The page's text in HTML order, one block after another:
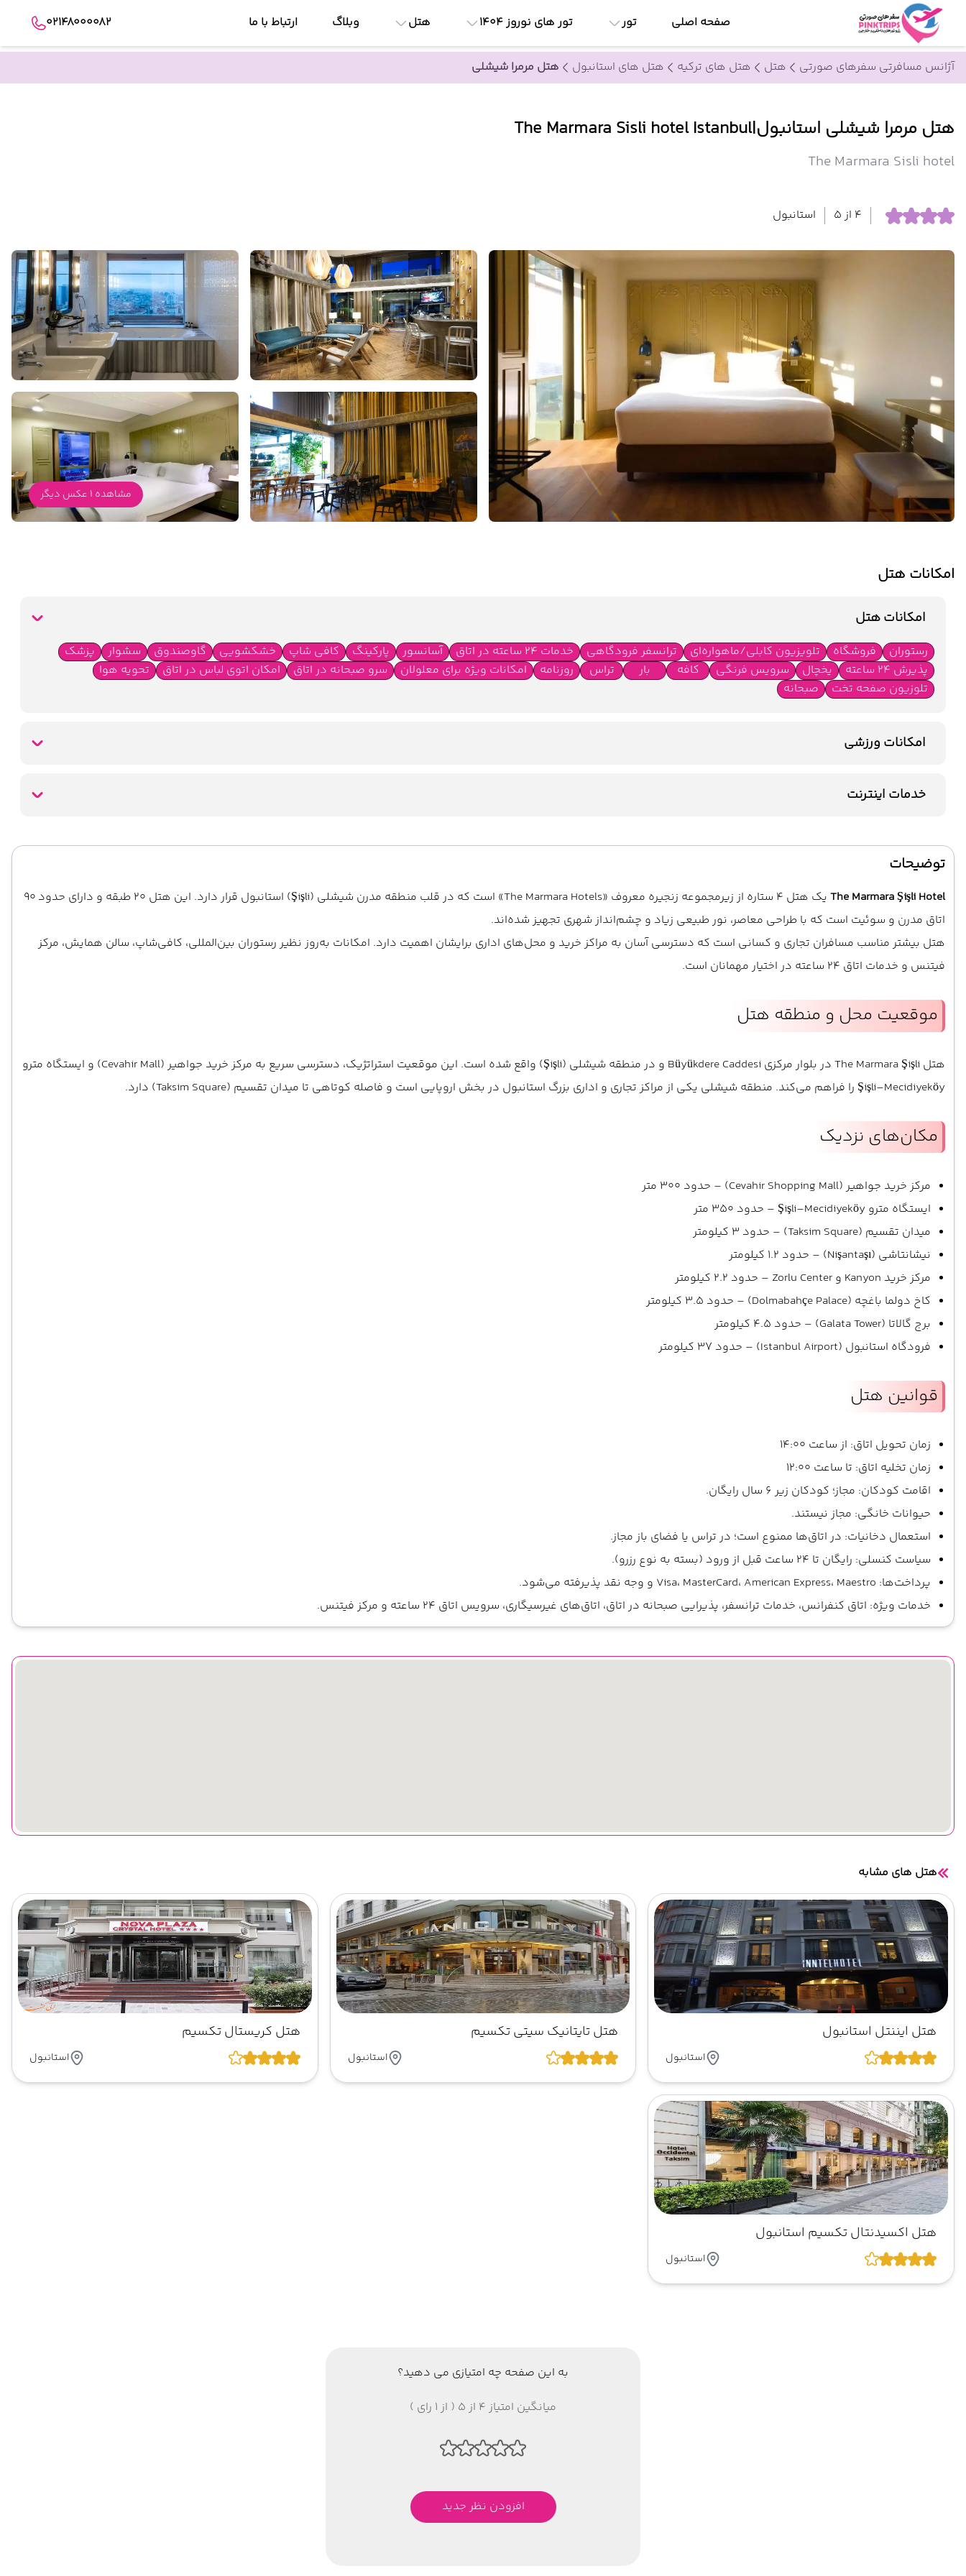
صفحه اصلی تور تور های نوروز 1404 هتل وبلاگ ارتباط با ما 02148000082
آژانس مسافرتی سفرهای صورتی هتل هتل های ترکیه هتل های استانبول هتل مرمرا شیشلی
هتل مرمرا شیشلی استانبول|The Marmara Sisli hotel Istanbul
The Marmara Sisli hotel
4 از 5 استانبول
مشاهده 1 عکس دیگر
امکانات هتل
امکانات هتل
رستوران فروشگاه تلویزیون کابلی/ماهواره‌ای ترانسفر فرودگاهی خدمات 24 ساعته در اتاق آسانسور پارکینگ کافی شاپ خشکشویی گاوصندوق سشوار
پزشک
پذیرش 24 ساعته
یخچال سرویس فرنگی کافه بار تراس روزنامه امکانات ویژه برای معلولان سرو صبحانه در اتاق امکان اتوی لباس در اتاق
تحویه هوا
تلوزیون صفحه تخت
صبحانه
امکانات ورزشی
خدمات اینترنت
توضیحات
The Marmara Şişli Hotel
یک هتل ۴ ستاره از زیرمجموعه زنجیره معروف «The Marmara Hotels» است که در قلب منطقه مدرن شیشلی (Şişli) استانبول قرار دارد. این هتل ۲۰ طبقه و دارای حدود ۹۰
اتاق مدرن و سوئیت است که با طراحی معاصر، نور طبیعی زیاد و چشم‌انداز شهری تجهیز شده‌اند.
هتل بیشتر مناسب مسافران تجاری و کسانی است که دسترسی آسان به مراکز خرید و محل‌های اداری برایشان اهمیت دارد. امکانات به‌روز نظیر رستوران بین‌المللی، کافی‌شاپ، سالن همایش، مرکز
فیتنس و خدمات اتاق ۲۴ ساعته در اختیار مهمانان است.
موقعیت محل و منطقه هتل
هتل The Marmara Şişli در بلوار مرکزی Büyükdere Caddesi و در منطقه شیشلی (Şişli) واقع شده است. این موقعیت استراتژیک، دسترسی سریع به مرکز خرید جواهیر (Cevahir Mall) و ایستگاه مترو
Şişli–Mecidiyeköy را فراهم می‌کند. منطقه شیشلی یکی از مراکز تجاری و اداری بزرگ استانبول در بخش اروپایی است و فاصله کوتاهی تا میدان تقسیم (Taksim Square) دارد.
مکان‌های نزدیک
مرکز خرید جواهیر (Cevahir Shopping Mall) – حدود 300 متر
ایستگاه مترو Şişli–Mecidiyeköy – حدود 350 متر
میدان تقسیم (Taksim Square) – حدود 3 کیلومتر
نیشانتاشی (Nişantaşı) – حدود 1.2 کیلومتر
مرکز خرید Kanyon و Zorlu Center – حدود 2.2 کیلومتر
کاخ دولما باغچه (Dolmabahçe Palace) – حدود 3.5 کیلومتر
برج گالاتا (Galata Tower) – حدود 4.5 کیلومتر
فرودگاه استانبول (Istanbul Airport) – حدود 37 کیلومتر
قوانین هتل
زمان تحویل اتاق: از ساعت 14:00
زمان تخلیه اتاق: تا ساعت 12:00
اقامت کودکان: مجاز؛ کودکان زیر ۶ سال رایگان.
حیوانات خانگی: مجاز نیستند.
استعمال دخانیات: در اتاق‌ها ممنوع است؛ در تراس یا فضای باز مجاز.
سیاست کنسلی: رایگان تا ۲۴ ساعت قبل از ورود (بسته به نوع رزرو).
پرداخت‌ها: Visa، MasterCard، American Express، Maestro و وجه نقد پذیرفته می‌شود.
خدمات ویژه: اتاق کنفرانس، خدمات ترانسفر، پذیرایی صبحانه در اتاق، اتاق‌های غیرسیگاری، سرویس اتاق ۲۴ ساعته و مرکز فیتنس.
هتل های مشابه
هتل ایننتل استانبول
استانبول
هتل تایتانیک سیتی تکسیم
استانبول
هتل کریستال تکسیم
استانبول
هتل اکسیدنتال تکسیم استانبول
استانبول
به این صفحه چه امتیازی می دهید؟
میانگین امتیاز 4 از 5 ( از 1 رای )
افزودن نظر جدید